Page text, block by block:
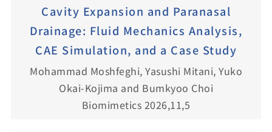
Cavity Expansion and Paranasal
Drainage: Fluid Mechanics Analysis,
CAE Simulation, and a Case Study
Mohammad Moshfeghi, Yasushi Mitani, Yuko
Okai-Kojima and Bumkyoo Choi
Biomimetics 2026,11,5